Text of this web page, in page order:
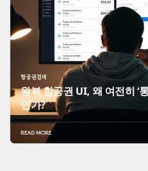
항공권검색
왕복 항공권 UI, 왜 여전히 ‘
인가?
READ MORE